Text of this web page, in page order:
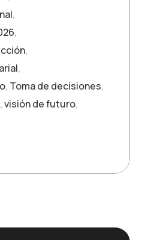
,
,
,
,
, Toma de decisiones,
,visión de futuro,